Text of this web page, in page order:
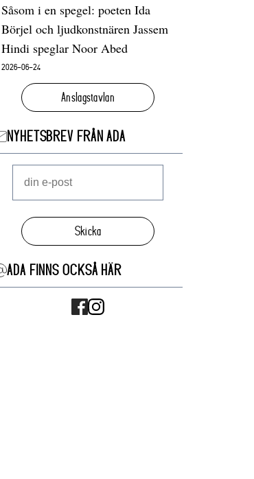
Såsom i en spegel: poeten Ida
Börjel och ljudkonstnären Jassem
Hindi speglar Noor Abed
2026-06-24
Anslagstavlan
NYHETSBREV FRÅN ADA
Skicka
ADA FINNS OCKSÅ HÄR